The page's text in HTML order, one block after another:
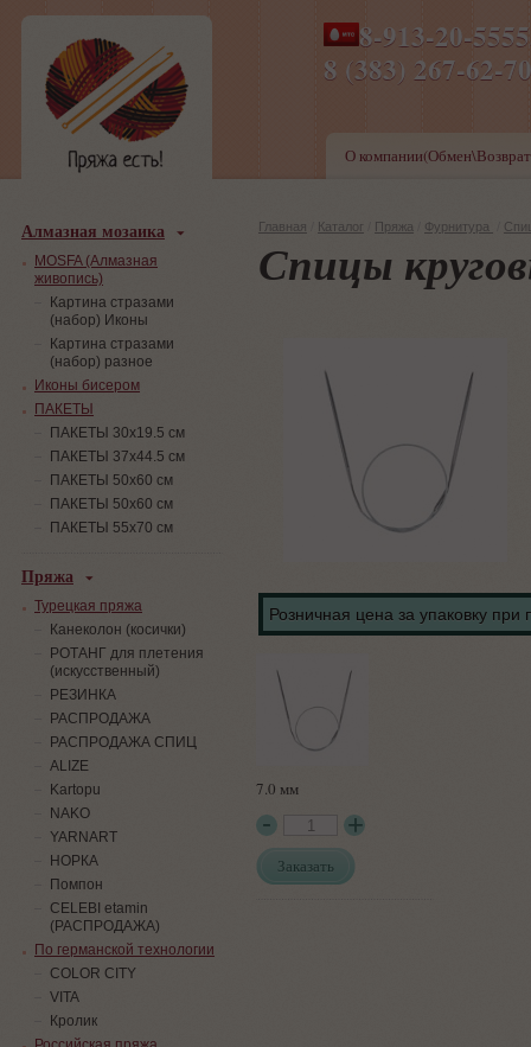
8-913-20-
8 (383) 267-
ПН-ПТ 8-17,СБ-ВС 9-
О
Главная Каталог Пряжа Фурнитура
Спицы
Розничная цена за упаковку при
7.0 мм
Заказать
Алмазная мозаика
MOSFA (Алмазная
живопись)
Картина стразами
(набор) Иконы
Картина стразами
(набор) разное
Иконы бисером
ПАКЕТЫ
ПАКЕТЫ 30х19.5 см
ПАКЕТЫ 37х44.5 см
ПАКЕТЫ 50х60 см
ПАКЕТЫ 50х60 см
ПАКЕТЫ 55х70 см
Пряжа
Турецкая пряжа
Канеколон (косички)
РОТАНГ для плетения
(искусственный)
PЕЗИНКА
РАСПРОДАЖА
РАСПРОДАЖА СПИЦ
ALIZE
Kartopu
NAKO
YARNART
НОРКА
Помпон
СELEBI etamin
(РАСПРОДАЖА)
По германской технологии
COLOR CITY
VITA
Кролик